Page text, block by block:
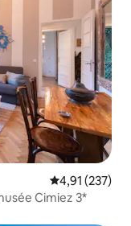
Évaluation
4,91 (237)
Cimiez 3*